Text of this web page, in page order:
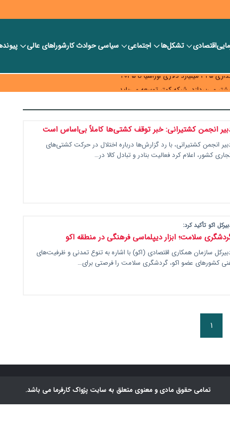
اقتصادی تشکل‌ها اجتماعی سیاسیحوادث کارشورا‎های عالی
دینار در بانک‌ها و صرافی‌ها
تا ۲۰۳۵
می‌پردازد، شبکه کمتر توسعه می‌یابد
نقش جدید سیاست‌های مالیاتی در حمایت از تولید
انجمن کشتیرانی: خبر توقف کشتی‌ها کاملاً بی‌اساس است
انجمن کشتیرانی، با رد گزارش‌ها درباره اختلال در حرکت کشتی‌های
کشور، اعلام کرد فعالیت بنادر و تبادل کالا در…
اکو تأکید کرد:
سلامت؛ ابزار دیپلماسی فرهنگی در منطقه اکو
سازمان همکاری اقتصادی (اکو) با اشاره به تنوع تمدنی و ظرفیت‌های
کشورهای عضو اکو، گردشگری سلامت را فرصتی برای…
۱
تمامی حقوق مادی و معنوی متعلق به سایت پژواک کارفرما می باشد.